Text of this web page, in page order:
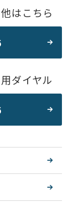
はこちら
ダイヤル